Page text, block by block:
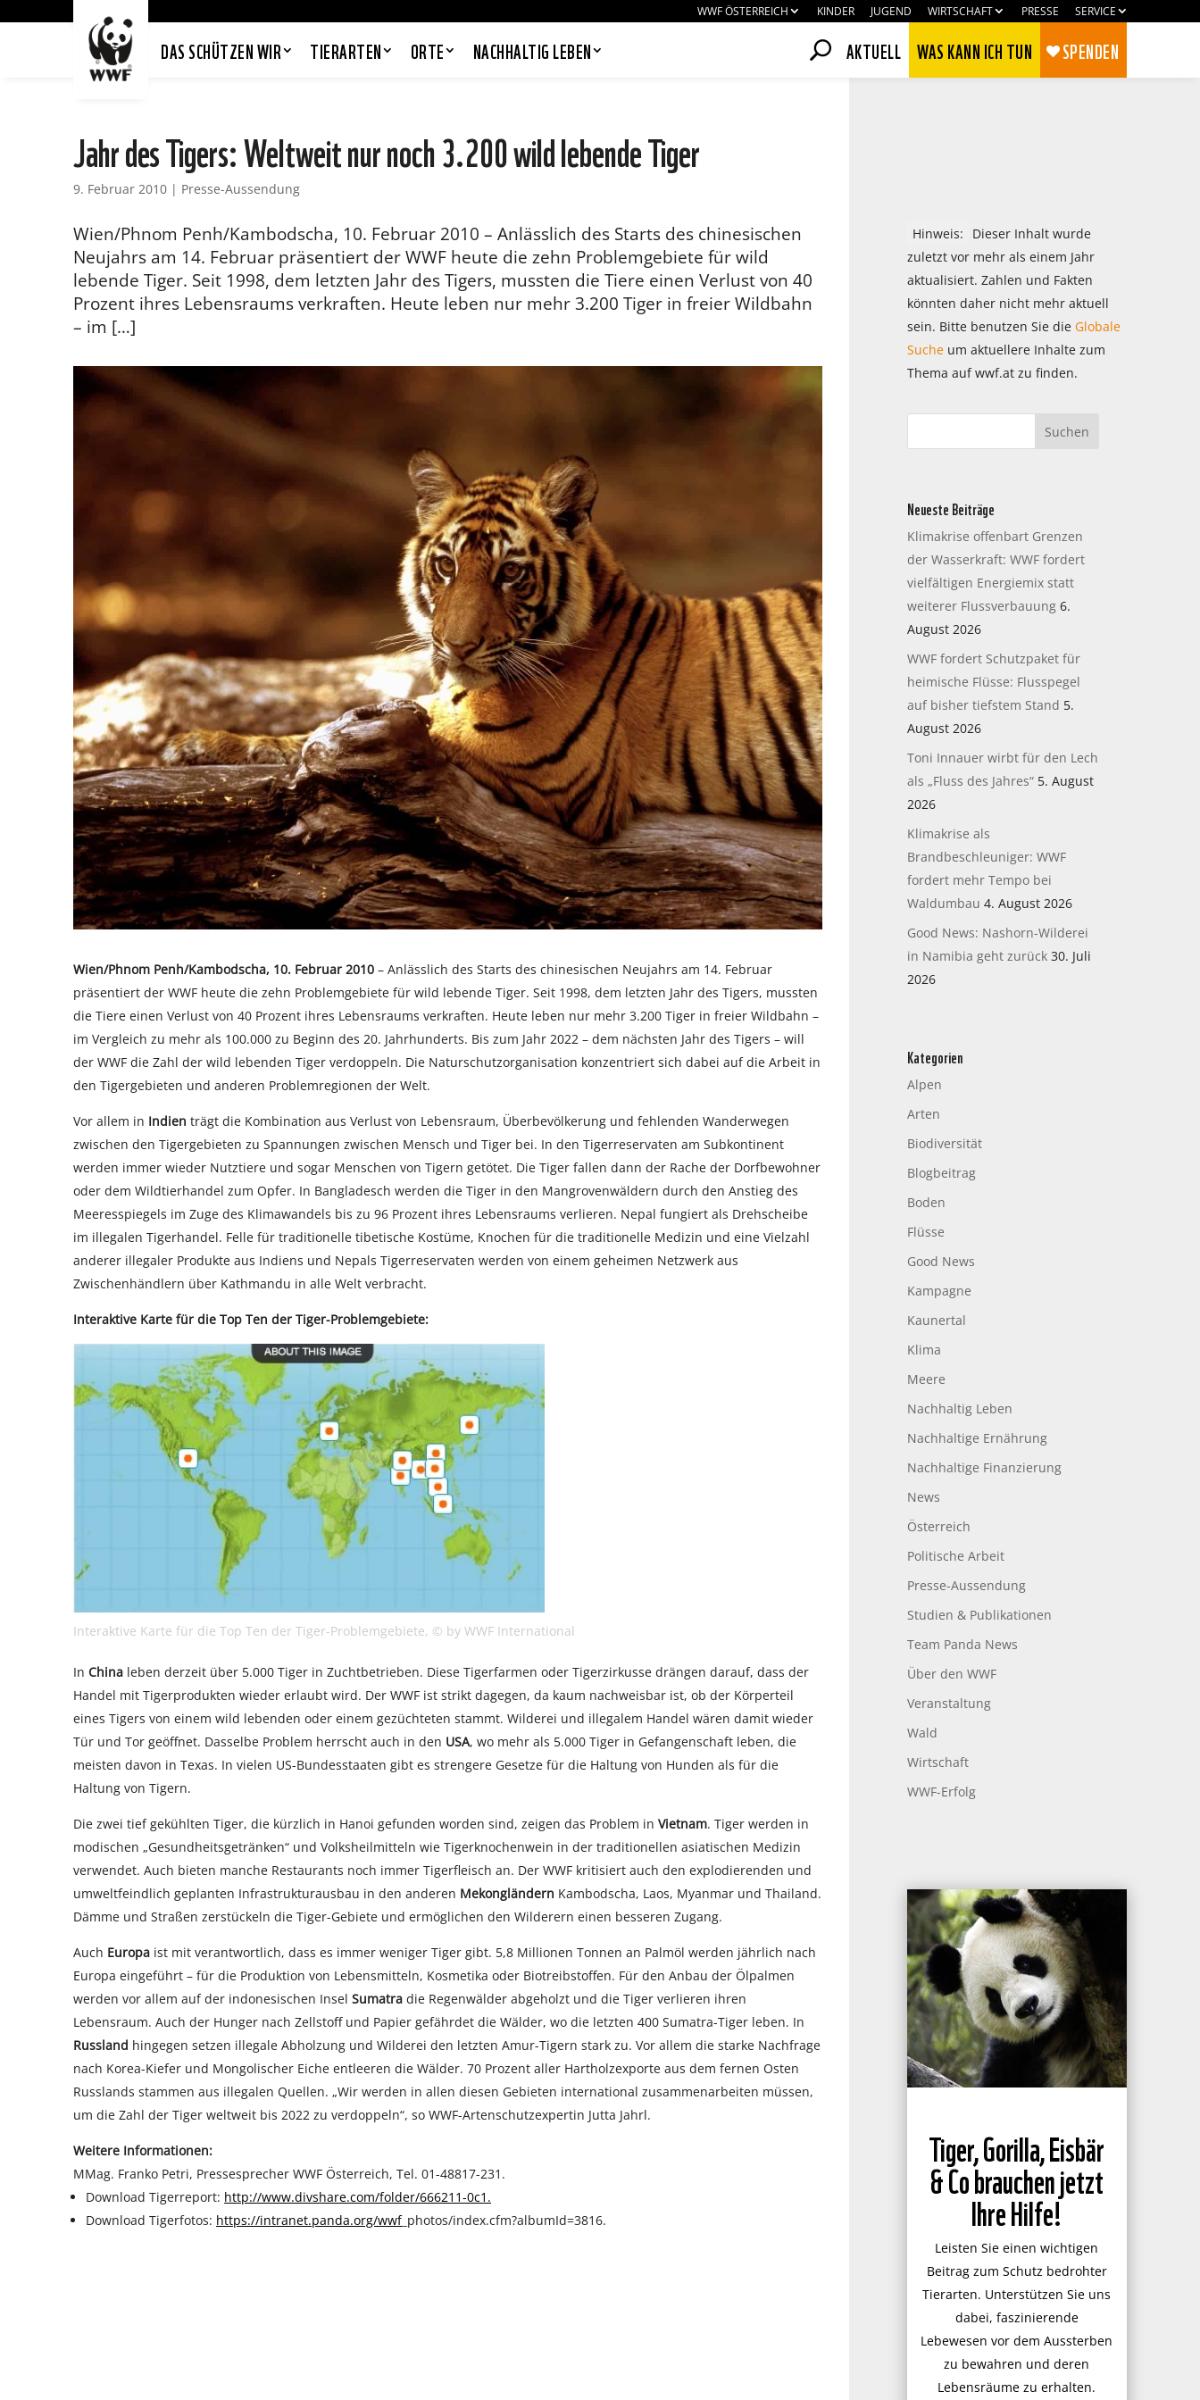
WWF ÖSTERREICH KINDER JUGEND WIRTSCHAFT PRESSE SERVICE
DAS SCHÜTZEN WIR TIERARTEN ORTE NACHHALTIG LEBEN AKTUELL WAS KANN ICH TUN SPENDEN
Jahr des Tigers: Weltweit nur noch 3.200 wild lebende Tiger
9. Februar 2010 | Presse-Aussendung
Wien/Phnom Penh/Kambodscha, 10. Februar 2010 – Anlässlich des Starts des chinesischen
Neujahrs am 14. Februar präsentiert der WWF heute die zehn Problemgebiete für wild
lebende Tiger. Seit 1998, dem letzten Jahr des Tigers, mussten die Tiere einen Verlust von 40
Prozent ihres Lebensraums verkraften. Heute leben nur mehr 3.200 Tiger in freier Wildbahn
– im […]
Wien/Phnom Penh/Kambodscha, 10. Februar 2010 – Anlässlich des Starts des chinesischen Neujahrs am 14. Februar
präsentiert der WWF heute die zehn Problemgebiete für wild lebende Tiger. Seit 1998, dem letzten Jahr des Tigers, mussten
die Tiere einen Verlust von 40 Prozent ihres Lebensraums verkraften. Heute leben nur mehr 3.200 Tiger in freier Wildbahn –
im Vergleich zu mehr als 100.000 zu Beginn des 20. Jahrhunderts. Bis zum Jahr 2022 – dem nächsten Jahr des Tigers – will
der WWF die Zahl der wild lebenden Tiger verdoppeln. Die Naturschutzorganisation konzentriert sich dabei auf die Arbeit in
den Tigergebieten und anderen Problemregionen der Welt.
Vor allem in Indien trägt die Kombination aus Verlust von Lebensraum, Überbevölkerung und fehlenden Wanderwegen
zwischen den Tigergebieten zu Spannungen zwischen Mensch und Tiger bei. In den Tigerreservaten am Subkontinent
werden immer wieder Nutztiere und sogar Menschen von Tigern getötet. Die Tiger fallen dann der Rache der Dorfbewohner
oder dem Wildtierhandel zum Opfer. In Bangladesch werden die Tiger in den Mangrovenwäldern durch den Anstieg des
Meeresspiegels im Zuge des Klimawandels bis zu 96 Prozent ihres Lebensraums verlieren. Nepal fungiert als Drehscheibe
im illegalen Tigerhandel. Felle für traditionelle tibetische Kostüme, Knochen für die traditionelle Medizin und eine Vielzahl
anderer illegaler Produkte aus Indiens und Nepals Tigerreservaten werden von einem geheimen Netzwerk aus
Zwischenhändlern über Kathmandu in alle Welt verbracht.
Interaktive Karte für die Top Ten der Tiger-Problemgebiete:
Interaktive Karte für die Top Ten der Tiger-Problemgebiete, © by WWF International
In China leben derzeit über 5.000 Tiger in Zuchtbetrieben. Diese Tigerfarmen oder Tigerzirkusse drängen darauf, dass der
Handel mit Tigerprodukten wieder erlaubt wird. Der WWF ist strikt dagegen, da kaum nachweisbar ist, ob der Körperteil
eines Tigers von einem wild lebenden oder einem gezüchteten stammt. Wilderei und illegalem Handel wären damit wieder
Tür und Tor geöffnet. Dasselbe Problem herrscht auch in den USA, wo mehr als 5.000 Tiger in Gefangenschaft leben, die
meisten davon in Texas. In vielen US-Bundesstaaten gibt es strengere Gesetze für die Haltung von Hunden als für die
Haltung von Tigern.
Die zwei tief gekühlten Tiger, die kürzlich in Hanoi gefunden worden sind, zeigen das Problem in Vietnam. Tiger werden in
modischen „Gesundheitsgetränken“ und Volksheilmitteln wie Tigerknochenwein in der traditionellen asiatischen Medizin
verwendet. Auch bieten manche Restaurants noch immer Tigerfleisch an. Der WWF kritisiert auch den explodierenden und
umweltfeindlich geplanten Infrastrukturausbau in den anderen Mekongländern Kambodscha, Laos, Myanmar und Thailand.
Dämme und Straßen zerstückeln die Tiger-Gebiete und ermöglichen den Wilderern einen besseren Zugang.
Auch Europa ist mit verantwortlich, dass es immer weniger Tiger gibt. 5,8 Millionen Tonnen an Palmöl werden jährlich nach
Europa eingeführt – für die Produktion von Lebensmitteln, Kosmetika oder Biotreibstoffen. Für den Anbau der Ölpalmen
werden vor allem auf der indonesischen Insel Sumatra die Regenwälder abgeholzt und die Tiger verlieren ihren
Lebensraum. Auch der Hunger nach Zellstoff und Papier gefährdet die Wälder, wo die letzten 400 Sumatra-Tiger leben. In
Russland hingegen setzen illegale Abholzung und Wilderei den letzten Amur-Tigern stark zu. Vor allem die starke Nachfrage
nach Korea-Kiefer und Mongolischer Eiche entleeren die Wälder. 70 Prozent aller Hartholzexporte aus dem fernen Osten
Russlands stammen aus illegalen Quellen. „Wir werden in allen diesen Gebieten international zusammenarbeiten müssen,
um die Zahl der Tiger weltweit bis 2022 zu verdoppeln“, so WWF-Artenschutzexpertin Jutta Jahrl.
Weitere Informationen:
MMag. Franko Petri, Pressesprecher WWF Österreich, Tel. 01-48817-231.
Download Tigerreport: http://www.divshare.com/folder/666211-0c1.
Download Tigerfotos: https://intranet.panda.org/wwf_photos/index.cfm?albumId=3816.
Hinweis:
Dieser Inhalt wurde
zuletzt vor mehr als einem Jahr
aktualisiert. Zahlen und Fakten
könnten daher nicht mehr aktuell
sein. Bitte benutzen Sie die Globale
Sucheum aktuellere Inhalte zum
Thema auf wwf.at zu finden.
Neueste Beiträge
Klimakrise offenbart Grenzen
der Wasserkraft: WWF fordert
vielfältigen Energiemix statt
weiterer Flussverbauung 6.
August 2026
WWF fordert Schutzpaket für
heimische Flüsse: Flusspegel
auf bisher tiefstem Stand 5.
August 2026
Toni Innauer wirbt für den Lech
als „Fluss des Jahres“ 5. August
2026
Klimakrise als
Brandbeschleuniger: WWF
fordert mehr Tempo bei
Waldumbau 4. August 2026
Good News: Nashorn-Wilderei
in Namibia geht zurück 30. Juli
2026
Kategorien
Alpen
Arten
Biodiversität
Blogbeitrag
Boden
Flüsse
Good News
Kampagne
Kaunertal
Klima
Meere
Nachhaltig Leben
Nachhaltige Ernährung
Nachhaltige Finanzierung
News
Österreich
Politische Arbeit
Presse-Aussendung
Studien & Publikationen
Team Panda News
Über den WWF
Veranstaltung
Wald
Wirtschaft
WWF-Erfolg
Tiger, Gorilla, Eisbär
& Co brauchen jetzt
Ihre Hilfe!
Leisten Sie einen wichtigen
Beitrag zum Schutz bedrohter
Tierarten. Unterstützen Sie uns
dabei, faszinierende
Lebewesen vor dem Aussterben
zu bewahren und deren
Lebensräume zu erhalten.
Cookies helfen unser Angebot
nutzerfreundlich zu gestalten & erlauben
uns eine Analyse der Zugriffe auf die
Website. Infos dazu findest du in unserer
Datenschutzerklärung. Unter
Einstellungen kannst du verwalten,
Website jederzeit widerrufen.
Ablehnen